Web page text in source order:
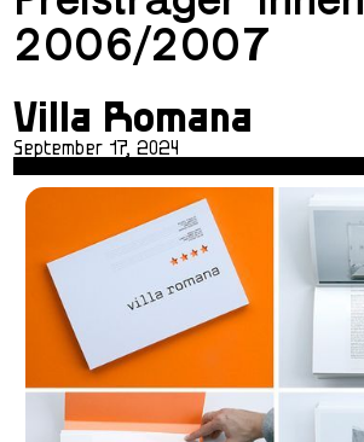
2006/2007
Villa Romana
September 17, 2024